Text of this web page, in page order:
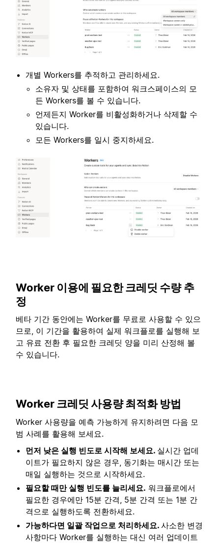
개별 Workers를 추적하고 관리하세요.
소유자 및 상태를 포함하여 워크스페이스의 모
든 Workers를 볼 수 있습니다.
언제든지 Worker를 비활성화하거나 삭제할 수
있습니다.
모든 Workers를 일시 중지하세요.
Worker 이용에 필요한 크레딧 수량 추
정
베타 기간 동안에는 Worker를 무료로 사용할 수 있으
므로, 이 기간을 활용하여 실제 워크플로를 실행해 보
고 유료 전환 후 필요한 크레딧 양을 미리 산정해 볼
수 있습니다.
Worker 크레딧 사용량 최적화 방법
Worker 사용량을 예측 가능하게 유지하려면 다음 모
범 사례를 활용해 보세요.
먼저 낮은 실행 빈도로 시작해 보세요. 실시간 업데
이트가 필요하지 않은 경우, 동기화는 매시간 또는
매일 실행하는 것으로 시작하세요.
필요할 때만 실행 빈도를 늘리세요. 워크플로에서
필요한 경우에만 15분 간격, 5분 간격 또는 1분 간
격으로 실행하도록 전환하세요.
가능하다면 일괄 작업으로 처리하세요. 사소한 변경
사항마다 Worker를 실행하는 대신 여러 업데이트